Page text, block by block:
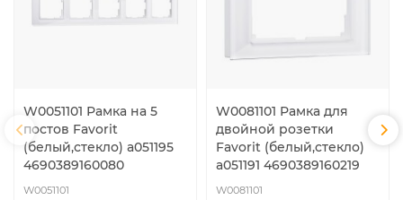
W0051101 Рамка на 5
постов Favorit
(белый,стекло) a051195
4690389160080
W0051101
W0081101 Рамка для
двойной розетки
Favorit (белый,стекло)
a051191 4690389160219
W0081101